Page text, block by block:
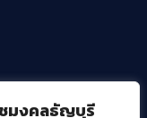
ชมงคลธัญบุรี